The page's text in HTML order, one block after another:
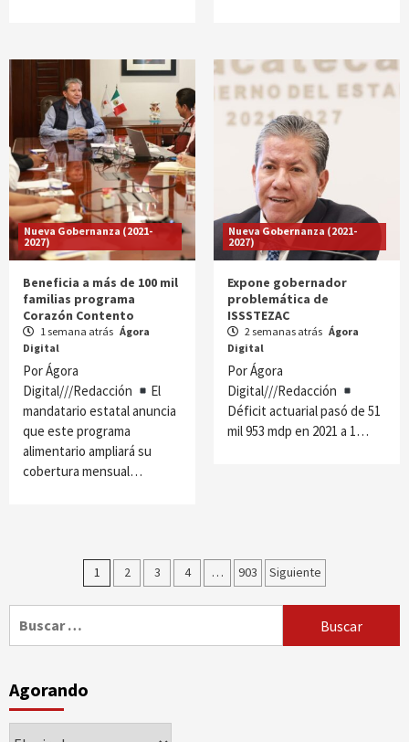
Nueva Gobernanza (2021-
2027)
Beneficia a más de 100 mil
familias programa
Corazón Contento
1 semana atrás Ágora
Digital
Por Ágora
Digital///Redacción
El
mandatario estatal anuncia
que este programa
alimentario ampliará su
cobertura mensual…
Nueva Gobernanza (2021-
2027)
Expone gobernador
problemática de
ISSSTEZAC
2 semanas atrás Ágora
Digital
Por Ágora
Digital///Redacción
Déficit actuarial pasó de 51
mil 953 mdp en 2021 a 1…
Paginación
de
entradas
1 2 3 4 … 903 Siguiente
Agorando